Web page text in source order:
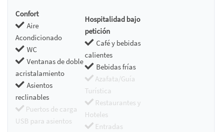
Confort
Aire
Acondicionado
WC
Ventanas de doble
acristalamiento
Asientos
reclinables
Puertos de carga
USB para asientos
Hospitalidad bajo
petición
Café y bebidas
calientes
Bebidas frías
Azafata/Guía
Turística
Restaurantes y
Hoteles
Entradas